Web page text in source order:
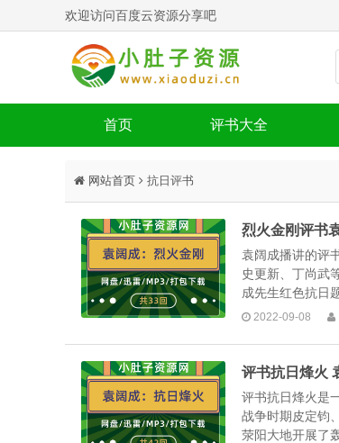
欢迎访问百度云资源分享吧
首页 评书大全
网站首页 抗日评书
烈火金刚评书
袁阔成播讲的评
史更新、丁尚武
成先生红色抗日
2022-09-08
评书抗日烽火
评书抗日烽火是
战争时期皮定钧
荥阳大地开展了